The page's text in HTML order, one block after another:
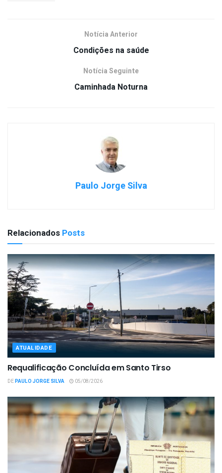
Notícia Anterior
Condições na saúde
Notícia Seguinte
Caminhada Noturna
Paulo Jorge Silva
Relacionados Posts
ATUALIDADE
Requalificação Concluída em Santo Tirso
DEPAULO JORGE SILVA 05/08/2026